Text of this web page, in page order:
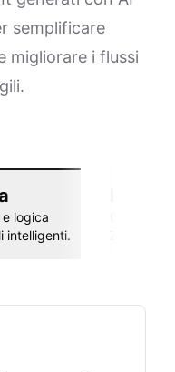
semplificare
migliorare i flussi
logica
intelligenti.